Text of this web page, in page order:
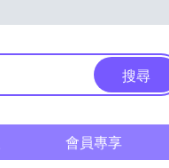
搜尋
會員專享